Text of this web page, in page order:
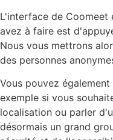
L'interface de Coomeet
avez à faire est
Nous vous mettrons
des personnes
Vous pouvez
exemple si vous
localisation ou parler
désormais un grand